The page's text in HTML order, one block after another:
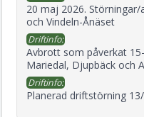
20 maj 2026.
och Vindeln-Ånäset
Driftinfo:
Avbrott som påverkat
Mariedal, Djupbäck och
Driftinfo:
Planerad driftstörning